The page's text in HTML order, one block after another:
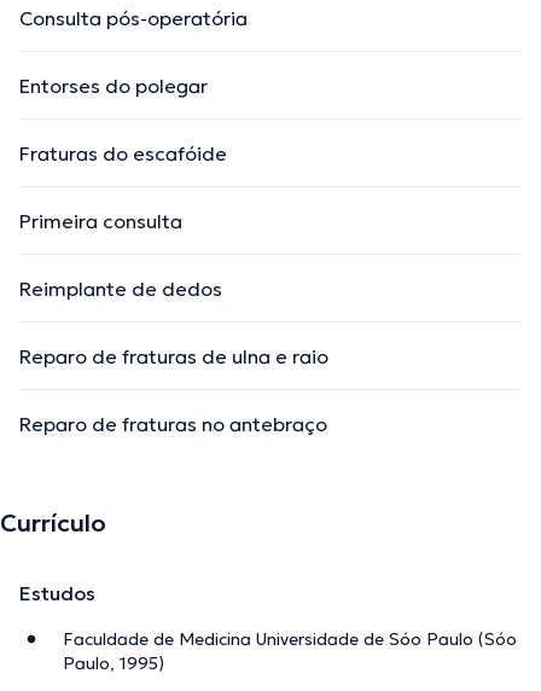
Consulta pós-operatória
Entorses do polegar
Fraturas do escafóide
Primeira consulta
Reimplante de dedos
Reparo de fraturas de ulna e raio
Reparo de fraturas no antebraço
Currículo
Estudos
Faculdade de Medicina Universidade de Sóo Paulo (Sóo
Paulo, 1995)